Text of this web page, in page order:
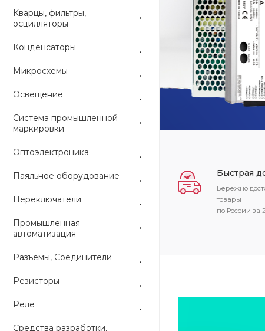
Кварцы, фильтры,
осцилляторы
Конденсаторы
Микросхемы
Освещение
Система промышленной
маркировки
Оптоэлектроника
Паяльное оборудование
Переключатели
Промышленная
автоматизация
Разъемы, Соединители
Резисторы
Реле
Средства разработки,
приобрести
Быстрая
Бережно
товары
по России за